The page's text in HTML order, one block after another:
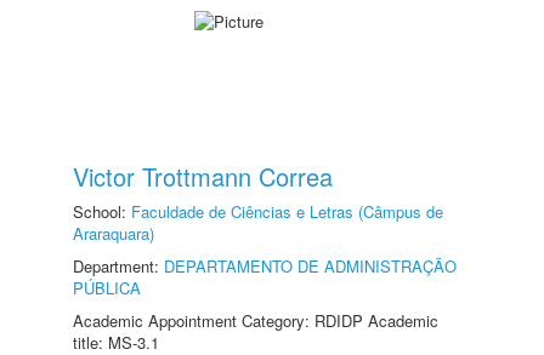
Victor Trottmann Correa
School: Faculdade de Ciências e Letras (Câmpus de
Araraquara)
Department: DEPARTAMENTO DE ADMINISTRAÇÃO
PÚBLICA
Academic Appointment Category: RDIDP Academic
title: MS-3.1